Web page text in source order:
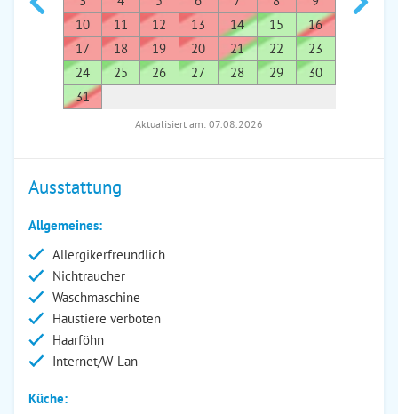
10
11 12 13 14 15
16
17
18 19 20 21 22
23
24
25 26 27 28 29
30
31
Aktualisiert am: 07.08.2026
Ausstattung
Allgemeines:
Allergikerfreundlich
Nichtraucher
Waschmaschine
Haustiere verboten
Haarföhn
Internet/W-Lan
Küche: